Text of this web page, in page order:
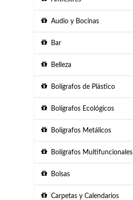
Audio y Bocinas
Bar
Belleza
Bolígrafos de Plástico
Bolígrafos Ecológicos
Bolígrafos Metálicos
Bolígrafos Multifuncionales
Bolsas
Carpetas y Calendarios